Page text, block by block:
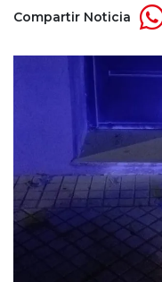
Compartir Noticia